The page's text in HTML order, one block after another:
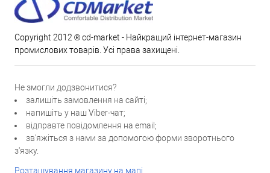
Copyright 2012 ® cd-market - Найкращий інтернет-магазин
промислових товарів. Усі права захищені.
Не змогли додзвонитися?
залишіть замовлення на сайті;
напишіть у наш Viber-чат;
відправте повідомлення на email;
зв'яжіться з нами за допомогою форми зворотнього
з'язку.
Розташування магазину на мапі